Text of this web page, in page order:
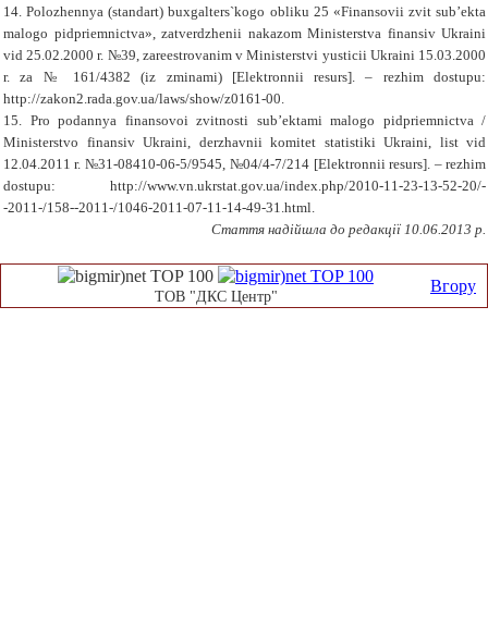
14. Polozhennya (standart) buxgalters`kogo obliku 25 «Finansovii zvit sub’еkta
malogo pidpriеmnictva», zatverdzhenii nakazom Ministerstva finansiv Ukraini
vid 25.02.2000 r. №39, zareеstrovanim v Ministerstvi yusticii Ukraini 15.03.2000
r. za № 161/4382 (iz zminami) [Elektronnii resurs]. – rezhim dostupu:
http://zakon2.rada.gov.ua/laws/show/z0161-00.
15. Pro podannya finansovoi zvitnosti sub’еktami malogo pidpriеmnictva /
Ministerstvo finansiv Ukraini, derzhavnii komitet statistiki Ukraini, list vid
12.04.2011 r. №31-08410-06-5/9545, №04/4-7/214 [Elektronnii resurs]. – rezhim
dostupu: http://www.vn.ukrstat.gov.ua/index.php/2010-11-23-13-52-20/-
-2011-/158--2011-/1046-2011-07-11-14-49-31.html.
Стаття надійшла до редакції 10.06.2013 р.
Вгору
ТОВ "ДКС Центр"